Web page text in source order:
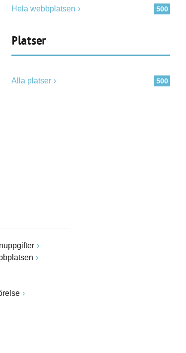
500
Hela webbplatsen
Platser
500
Alla platser